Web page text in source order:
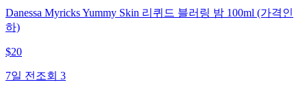
Danessa Myricks Yummy Skin 리퀴드 블러링 밤 100ml (가격인
하)
$20
7일 전 조회 3